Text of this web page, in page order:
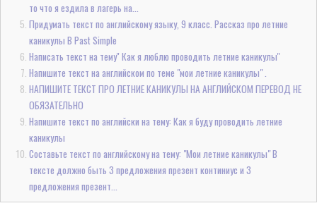
то что я ездила в лагерь на...
Придумать текст по английскому языку, 9 класс. Рассказ про летние
каникулы В Past Simple
Написать текст на тему'' Как я люблю проводить летние каникулы''
Напишите текст на английском по теме "мои летние каникулы" .
НАПИШИТЕ ТЕКСТ ПРО ЛЕТНИЕ КАНИКУЛЫ НА АНГЛИЙСКОМ ПЕРЕВОД НЕ
ОБЯЗАТЕЛЬНО
Напишите текст по английски на тему: Как я буду проводить летние
каникулы
Составьте текст по английскому на тему: "Мои летние каникулы" В
тексте должно быть 3 предложения презент континиус и 3
предложения презент...